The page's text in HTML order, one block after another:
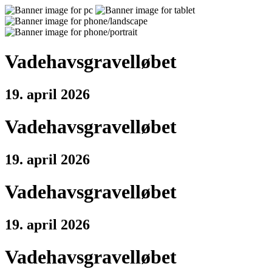
Vadehavsgravelløbet
19. april 2026
Vadehavsgravelløbet
19. april 2026
Vadehavsgravelløbet
19. april 2026
Vadehavsgravelløbet